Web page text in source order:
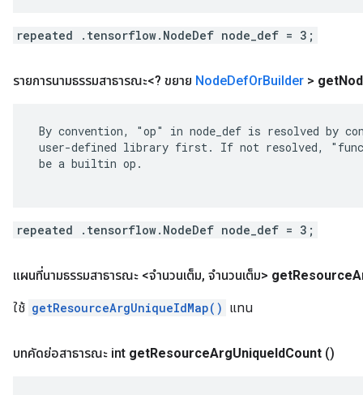
repeated .tensorflow.NodeDef node_def = 3;
รายการนามธรรมสาธารณะ<? ขยาย NodeDefOrBuilder > get
By convention, "op" in node_def is resolved by
user-defined library first. If not resolved,
be a builtin op.
repeated .tensorflow.NodeDef node_def = 3;
แผนที่นามธรรมสาธารณะ <จำนวนเต็ม, จำนวนเต็ม> getResource
ใช้ getResourceArgUniqueIdMap() แทน
บทคัดย่อสาธารณะ int getResourceArgUniqueIdCount ()